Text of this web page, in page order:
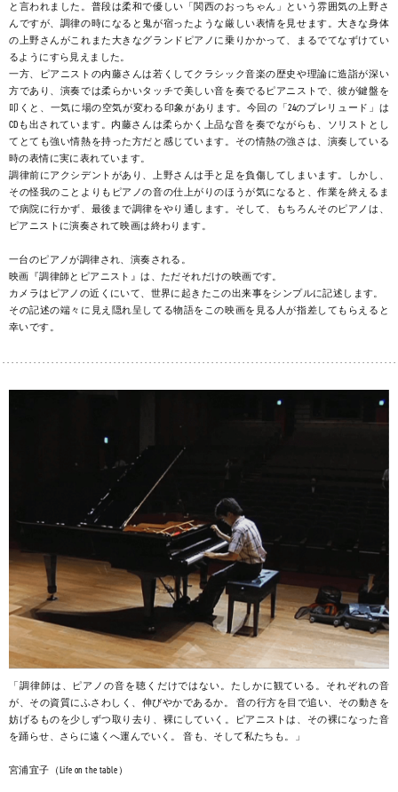
と言われました。普段は柔和で優しい「関西のおっちゃん」という雰囲気の上野さ
んですが、調律の時になると鬼が宿ったような厳しい表情を見せます。大きな身体
の上野さんがこれまた大きなグランドピアノに乗りかかって、まるでてなずけてい
るようにすら見えました。
一方、ピアニストの内藤さんは若くしてクラシック音楽の歴史や理論に造詣が深い
方であり、演奏では柔らかいタッチで美しい音を奏でるピアニストで、彼が鍵盤を
叩くと、一気に場の空気が変わる印象があります。今回の「24のプレリュード」は
CDも出されています。内藤さんは柔らかく上品な音を奏でながらも、ソリストとし
てとても強い情熱を持った方だと感じています。その情熱の強さは、演奏している
時の表情に実に表れています。
調律前にアクシデントがあり、上野さんは手と足を負傷してしまいます。しかし、
その怪我のことよりもピアノの音の仕上がりのほうが気になると、作業を終えるま
で病院に行かず、最後まで調律をやり通します。そして、もちろんそのピアノは、
ピアニストに演奏されて映画は終わります。
一台のピアノが調律され、演奏される。
映画『調律師とピアニスト』は、ただそれだけの映画です。
カメラはピアノの近くにいて、世界に起きたこの出来事をシンプルに記述します。
その記述の端々に見え隠れ呈してる物語をこの映画を見る人が指差してもらえると
幸いです。
「調律師は、ピアノの音を聴くだけではない。たしかに観ている。それぞれの音
が、その資質にふさわしく、伸びやかであるか。 音の行方を目で追い、その動きを
妨げるものを少しずつ取り去り、裸にしていく。ピアニストは、その裸になった音
を踊らせ、さらに遠くへ運んでいく。 音も、そして私たちも。」
宮浦宜子（Life on the table）